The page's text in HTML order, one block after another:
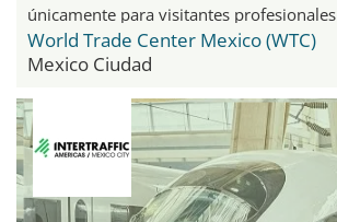
únicamente para visitantes profesionales
World Trade Center Mexico (WTC)
Mexico Ciudad